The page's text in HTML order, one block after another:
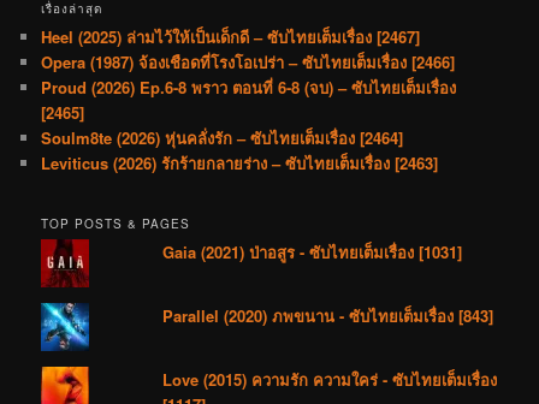
เรื่องล่าสุด
Heel (2025) ล่ามไว้ให้เป็นเด็กดี – ซับไทยเต็มเรื่อง [2467]
Opera (1987) จ้องเชือดที่โรงโอเปร่า – ซับไทยเต็มเรื่อง [2466]
Proud (2026) Ep.6-8 พราว ตอนที่ 6-8 (จบ) – ซับไทยเต็มเรื่อง
[2465]
Soulm8te (2026) หุ่นคลั่งรัก – ซับไทยเต็มเรื่อง [2464]
Leviticus (2026) รักร้ายกลายร่าง – ซับไทยเต็มเรื่อง [2463]
TOP POSTS & PAGES
Gaia (2021) ป่าอสูร - ซับไทยเต็มเรื่อง [1031]
Parallel (2020) ภพขนาน - ซับไทยเต็มเรื่อง [843]
Love (2015) ความรัก ความใคร่ - ซับไทยเต็มเรื่อง